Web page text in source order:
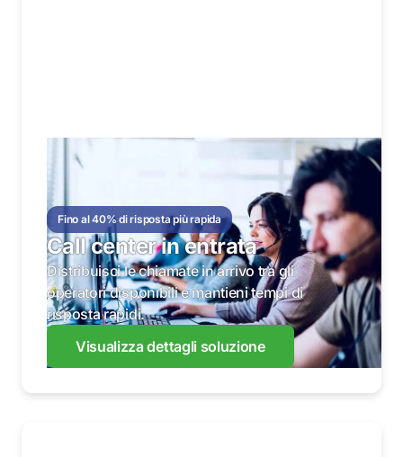
Fino al 40% di risposta più rapida
Call center in entrata
Distribuisci le chiamate in arrivo tra gli
operatori disponibili e mantieni tempi di
risposta rapidi.
Visualizza dettagli soluzione